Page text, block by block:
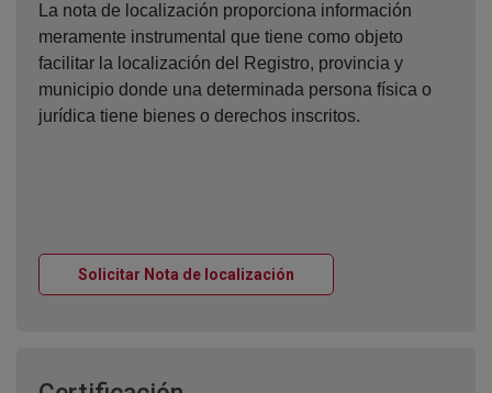
La nota de localización proporciona información
meramente instrumental que tiene como objeto
facilitar la localización del Registro, provincia y
municipio donde una determinada persona física o
jurídica tiene bienes o derechos inscritos.
Solicitar Nota de localización